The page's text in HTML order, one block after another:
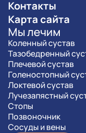
Контакты
Карта сайта
Мы лечим
Коленный сустав
Тазобедренный
Плечевой сустав
Голеностопный
Локтевой сустав
Лучезапястный
Стопы
Позвоночник
Сосуды и вены